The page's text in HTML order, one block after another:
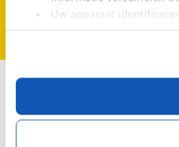
Uw apparaat
Lees meer over hoe uw
Met cookies en vergelijkbare
cookies zorgen ervoor dat de
verbeteren. We tonen je
buiten onze website volgt